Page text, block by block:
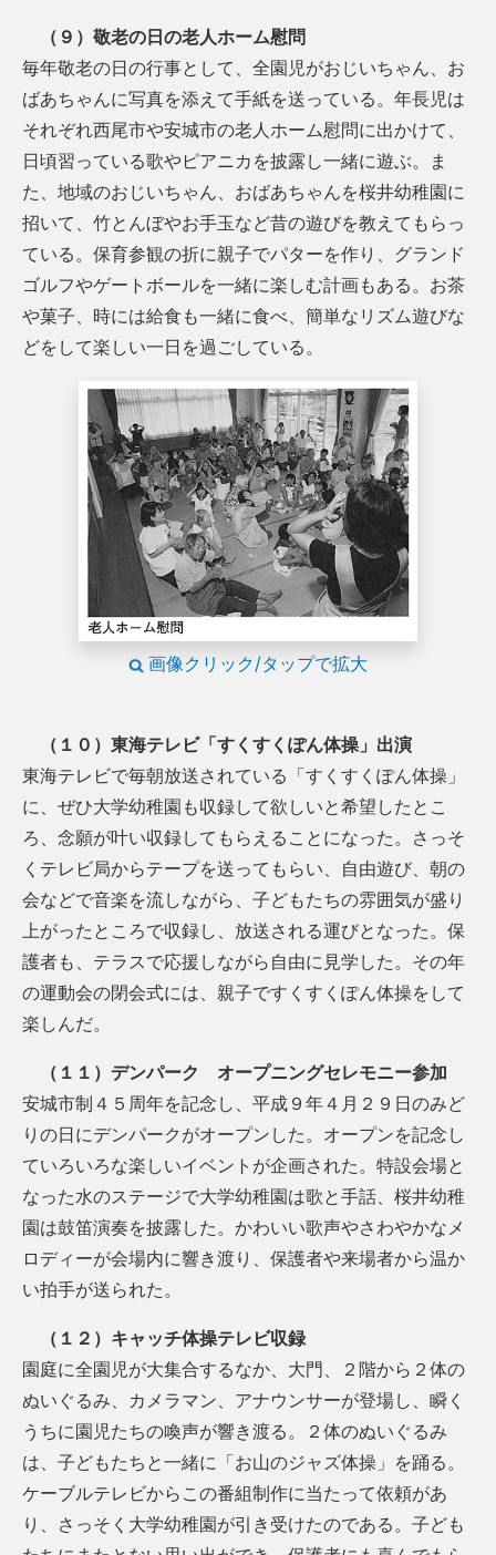
（９）敬老の日の老人ホーム慰問
毎年敬老の日の行事として、全園児がおじいちゃん、お
ばあちゃんに写真を添えて手紙を送っている。年長児は
それぞれ西尾市や安城市の老人ホーム慰問に出かけて、
日頃習っている歌やピアニカを披露し一緒に遊ぶ。ま
た、地域のおじいちゃん、おばあちゃんを桜井幼稚園に
招いて、竹とんぼやお手玉など昔の遊びを教えてもらっ
ている。保育参観の折に親子でパターを作り、グランド
ゴルフやゲートボールを一緒に楽しむ計画もある。お茶
や菓子、時には給食も一緒に食べ、簡単なリズム遊びな
どをして楽しい一日を過ごしている。
画像クリック/タップで拡大
（１０）東海テレビ「すくすくぽん体操」出演
東海テレビで毎朝放送されている「すくすくぽん体操」
に、ぜひ大学幼稚園も収録して欲しいと希望したとこ
ろ、念願が叶い収録してもらえることになった。さっそ
くテレビ局からテープを送ってもらい、自由遊び、朝の
会などで音楽を流しながら、子どもたちの雰囲気が盛り
上がったところで収録し、放送される運びとなった。保
護者も、テラスで応援しながら自由に見学した。その年
の運動会の閉会式には、親子ですくすくぽん体操をして
楽しんだ。
（１１）デンパーク オープニングセレモニー参加
安城市制４５周年を記念し、平成９年４月２９日のみど
りの日にデンパークがオープンした。オープンを記念し
ていろいろな楽しいイベントが企画された。特設会場と
なった水のステージで大学幼稚園は歌と手話、桜井幼稚
園は鼓笛演奏を披露した。かわいい歌声やさわやかなメ
ロディーが会場内に響き渡り、保護者や来場者から温か
い拍手が送られた。
（１２）キャッチ体操テレビ収録
園庭に全園児が大集合するなか、大門、２階から２体の
ぬいぐるみ、カメラマン、アナウンサーが登場し、瞬く
うちに園児たちの喚声が響き渡る。２体のぬいぐるみ
は、子どもたちと一緒に「お山のジャズ体操」を踊る。
ケーブルテレビからこの番組制作に当たって依頼があ
り、さっそく大学幼稚園が引き受けたのである。子ども